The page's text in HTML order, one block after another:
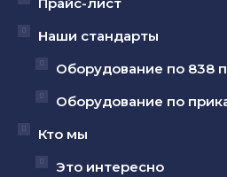
новом
окне
новом
окне
новом
окне
Наши стандарты
Оборудование по 838
Оборудование по
Кто мы
Это интересно